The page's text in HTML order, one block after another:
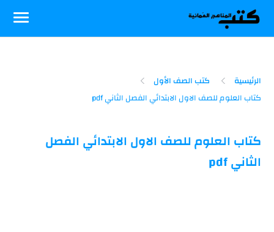
الرئيسية كتب الصف الأول
كتاب العلوم للصف الاول الابتدائي الفصل
الثاني pdf